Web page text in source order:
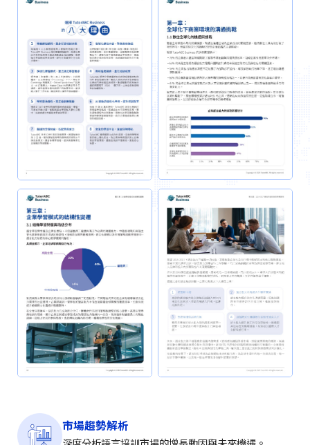
市場趨勢解析